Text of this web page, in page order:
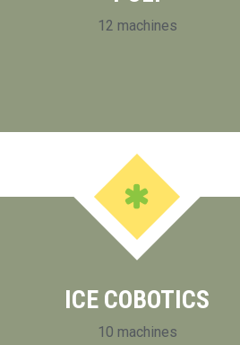
12 machines
ICE COBOTICS
10 machines